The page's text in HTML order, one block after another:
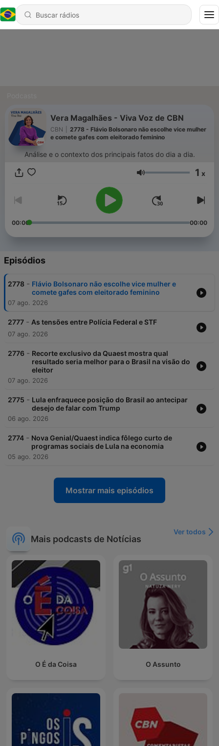
Vera Magalhães - Viva Voz de CBN
CBN
2778 - Flávio Bolsonaro não escolhe vice mulher
e comete gafes com eleitorado feminino
Análise e o contexto dos principais fatos do dia a dia.
Volume 1 x
00:00 00:00
Episódios
2778 - Flávio Bolsonaro não escolhe vice mulher e
comete gafes com eleitorado feminino
07 ago. 2026
2777 - As tensões entre Polícia Federal e STF
07 ago. 2026
2776 - Recorte exclusivo da Quaest mostra qual
resultado seria melhor para o Brasil na visão do
eleitor
07 ago. 2026
2775 - Lula enfraquece posição do Brasil ao antecipar
desejo de falar com Trump
06 ago. 2026
2774 - Nova Genial/Quaest indica fôlego curto de
programas sociais de Lula na economia
05 ago. 2026
Mostrar mais episódios
Mais podcasts de Notícias
Ver todos
O É da Coisa O Assunto